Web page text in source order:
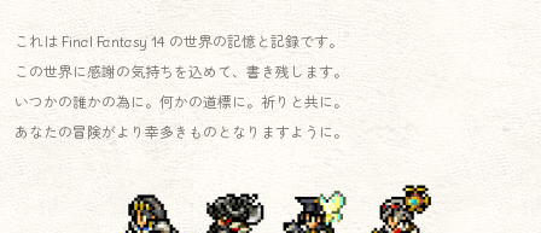
これは Final Fantasy 14 の世界の記憶と記録です。
この世界に感謝の気持ちを込めて、書き残します。
いつかの誰かの為に。何かの道標に。祈りと共に。
あなたの冒険がより幸多きものとなりますように。